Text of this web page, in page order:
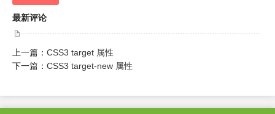
最新评论
上一篇： CSS3 target 属性
下一篇： CSS3 target-new 属性